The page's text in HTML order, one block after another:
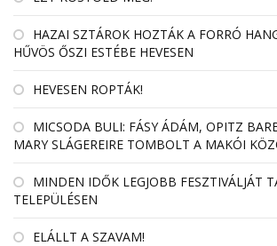
HAZAI SZTÁROK HOZTÁK A FORRÓ
HŰVÖS ŐSZI ESTÉBE HEVESEN
HEVESEN ROPTÁK!
MICSODA BULI: FÁSY ÁDÁM, OPITZ
MARY SLÁGEREIRE TOMBOLT A MAKÓI
MINDEN IDŐK LEGJOBB FESZTIVÁLJÁT
TELEPÜLÉSEN
ELÁLLT A SZAVAM!